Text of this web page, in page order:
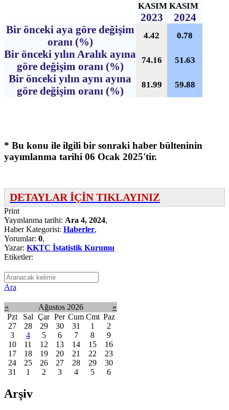
KASIM KASIM
2023
2024
Bir önceki aya göre değişim
oranı (%)
4.42 0.78
Bir önceki yılın Aralık ayına
göre değişim oranı (%)
74.16 51.63
Bir önceki yılın aynı ayına
göre değişim oranı (%)
81.99 59.88
* Bu konu ile ilgili bir sonraki haber bülteninin
yayımlanma tarihi 06 Ocak 2025'tir.
DETAYLAR İÇİN TIKLAYINIZ
Print
Yayınlanma tarihi: Ara 4, 2024,
Haber Kategorisi: Haberler,
Yorumlar: 0,
Yazar: KKTC İstatistik Kurumu
Etiketler:
Ara
« Ağustos 2026
»
Pzt
Sal Çar Per Cum Cmt Paz
27
28 29 30 31 1
2
3
4 5 6 7 8
9
10
11 12 13 14 15
16
17
18 19 20 21 22
23
24
25 26 27 28 29
30
31
1 2 3 4 5 6
Arşiv